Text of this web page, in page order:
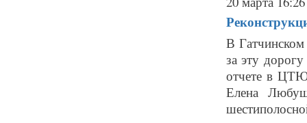
В Гатчинском
за эту
отчете в
Елена